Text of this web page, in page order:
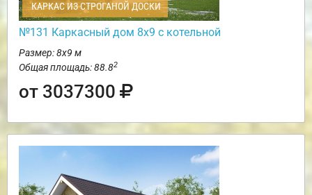
КАРКАС ИЗ СТРОГАНОЙ ДОСКИ
№131 Каркасный дом 8х9 с котельной
Размер: 8х9 м
Общая площадь: 88.82
от 3037300